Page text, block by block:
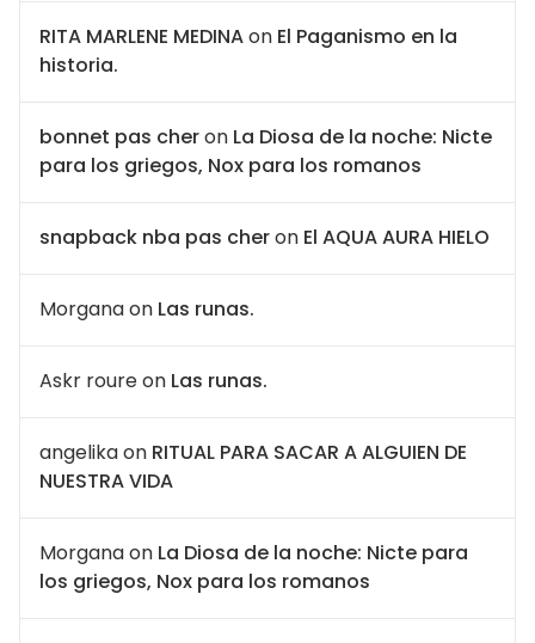
RITA MARLENE MEDINAon El Paganismo en la
historia.
bonnet pas cheron La Diosa de la noche: Nicte
para los griegos, Nox para los romanos
snapback nba pas cheron El AQUA AURA HIELO
Morganaon Las runas.
Askr roureon Las runas.
angelikaon RITUAL PARA SACAR A ALGUIEN DE
NUESTRA VIDA
Morganaon La Diosa de la noche: Nicte para
los griegos, Nox para los romanos